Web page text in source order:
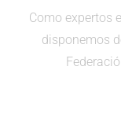
Como expertos
disponemos